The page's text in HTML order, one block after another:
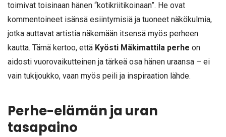
toimivat toisinaan hänen “kotikriitikoinaan”. He ovat
kommentoineet isänsä esiintymisiä ja tuoneet näkökulmia,
jotka auttavat artistia näkemään itsensä myös perheen
kautta. Tämä kertoo, että Kyösti Mäkimattila perhe on
aidosti vuorovaikutteinen ja tärkeä osa hänen uraansa – ei
vain tukijoukko, vaan myös peili ja inspiraation lähde.
Perhe-elämän ja uran
tasapaino